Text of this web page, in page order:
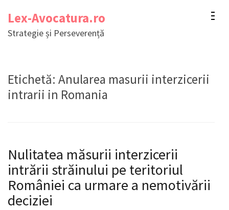
conținut
Lex-Avocatura.ro
Strategie și Perseverență
Etichetă: Anularea masurii interzicerii
intrarii in Romania
Nulitatea măsurii interzicerii
intrării străinului pe teritoriul
României ca urmare a nemotivării
deciziei